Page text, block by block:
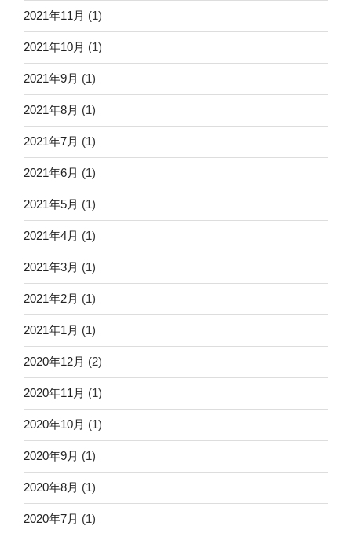
2021年11月 (1)
2021年10月 (1)
2021年9月 (1)
2021年8月 (1)
2021年7月 (1)
2021年6月 (1)
2021年5月 (1)
2021年4月 (1)
2021年3月 (1)
2021年2月 (1)
2021年1月 (1)
2020年12月 (2)
2020年11月 (1)
2020年10月 (1)
2020年9月 (1)
2020年8月 (1)
2020年7月 (1)